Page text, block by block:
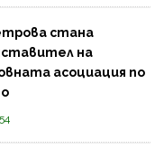
стана
на
асоциация по